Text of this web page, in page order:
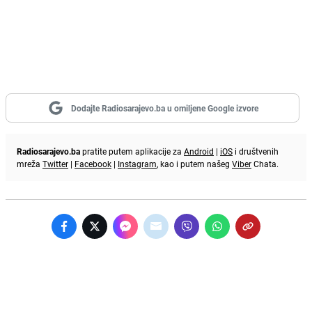
Dodajte Radiosarajevo.ba u omiljene Google izvore
Radiosarajevo.bapratite putem aplikacije za Android | iOS i društvenih
mreža Twitter | Facebook | Instagram, kao i putem našeg ViberChata.